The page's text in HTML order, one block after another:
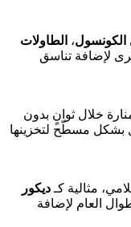
الكونسول، الطاولات
لإضافة تناسق
خلال ثوانٍ بدون
بشكل مسطّح لتخزينها
مثالية كـديكور
العام لإضافة